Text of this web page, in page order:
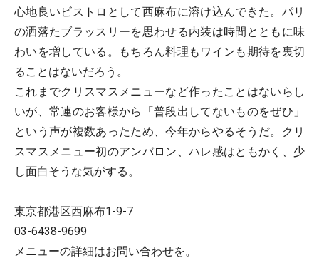
心地良いビストロとして西麻布に溶け込んできた。パリ
の洒落たブラッスリーを思わせる内装は時間とともに味
わいを増している。もちろん料理もワインも期待を裏切
ることはないだろう。
これまでクリスマスメニューなど作ったことはないらし
いが、常連のお客様から「普段出してないものをぜひ」
という声が複数あったため、今年からやるそうだ。クリ
スマスメニュー初のアンバロン、ハレ感はともかく、少
し面白そうな気がする。
東京都港区西麻布1-9-7
03-6438-9699
メニューの詳細はお問い合わせを。